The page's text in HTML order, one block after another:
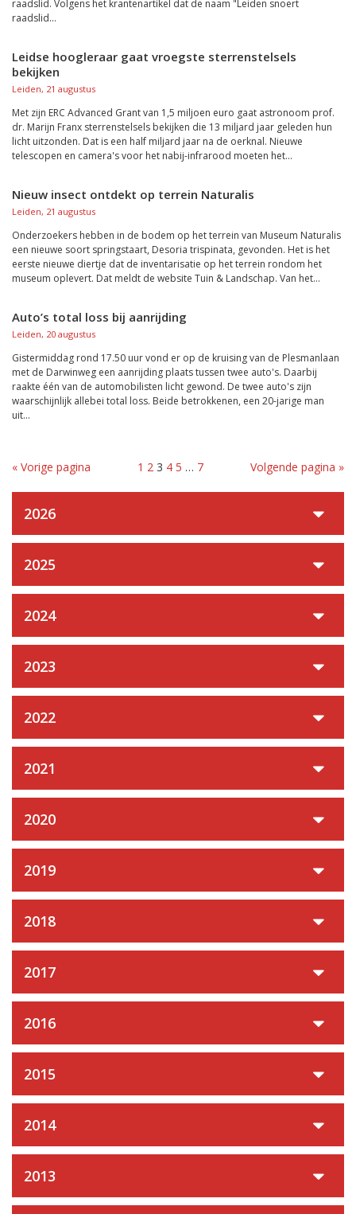
raadslid. Volgens het krantenartikel dat de naam "Leiden snoert
raadslid...
Leidse hoogleraar gaat vroegste sterrenstelsels
bekijken
Leiden, 21 augustus
Met zijn ERC Advanced Grant van 1,5 miljoen euro gaat astronoom prof.
dr. Marijn Franx sterrenstelsels bekijken die 13 miljard jaar geleden hun
licht uitzonden. Dat is een half miljard jaar na de oerknal. Nieuwe
telescopen en camera's voor het nabij-infrarood moeten het...
Nieuw insect ontdekt op terrein Naturalis
Leiden, 21 augustus
Onderzoekers hebben in de bodem op het terrein van Museum Naturalis
een nieuwe soort springstaart, Desoria trispinata, gevonden. Het is het
eerste nieuwe diertje dat de inventarisatie op het terrein rondom het
museum oplevert. Dat meldt de website Tuin & Landschap. Van het...
Auto’s total loss bij aanrijding
Leiden, 20 augustus
Gistermiddag rond 17.50 uur vond er op de kruising van de Plesmanlaan
met de Darwinweg een aanrijding plaats tussen twee auto's. Daarbij
raakte één van de automobilisten licht gewond. De twee auto's zijn
waarschijnlijk allebei total loss. Beide betrokkenen, een 20-jarige man
uit...
« Vorige pagina 1 2 3 4 5 … 7 Volgende pagina »
2026
2025
2024
2023
2022
2021
2020
2019
2018
2017
2016
2015
2014
2013